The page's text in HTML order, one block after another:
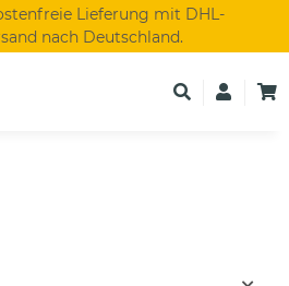
Lieferung mit DHL-
nach Deutschland.